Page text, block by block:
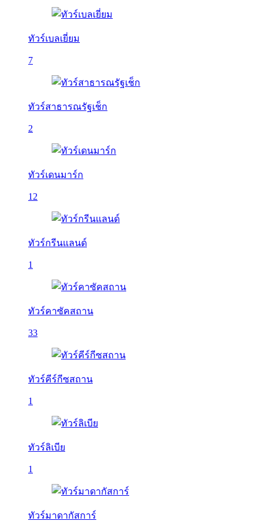
ทัวร์เบลเยี่ยม
7
ทัวร์สาธารณรัฐเช็ก
2
ทัวร์เดนมาร์ก
12
ทัวร์กรีนแลนด์
1
ทัวร์คาซัคสถาน
33
ทัวร์คีร์กีซสถาน
1
ทัวร์ลิเบีย
1
ทัวร์มาดากัสการ์